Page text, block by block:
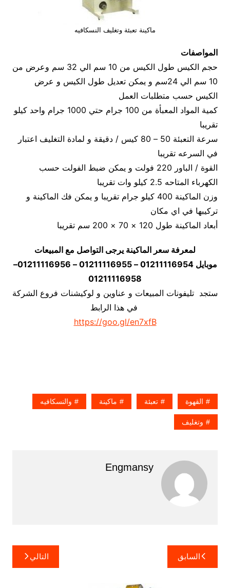
ماكينة تعبئة وتغليف النسكافيه
المواصفات
حجم الكيس طول الكيس من 10 سم الي 32 سم وعرض من
10 سم الي 24سم و يمكن تعديل طول الكيس و عرض
الكيس حسب متطلبات العمل
كمية المواد المعبأة من 100 جرام حتي 1000 جرام واحد كيلو
تقريبا
سرعة التعبئة 50 – 80 كيس / دقيقة و لمادة التغليف اعتبار
في السرعه تقريبا
القوة / الباور 220 فولت و يمكن ضبط الفولت حسب
الكهرباء المتاحه 2.5 كيلو وات تقريبا
وزن الماكينة 400 كيلو جرام تقريبا و يمكن فك الماكينة و
تركيبها في اي مكان
أبعاد الماكينة طول 120 × 70 × 200 سم تقريبا
لمعرفة سعر الماكينة يرجى التواصل مع المبيعات
موبايل 01211116954 – 01211116955 – 01211116956–
01211116958
ستجد تليفونات المبيعات و عناوين و لوكيشنات فروع الشركة
في هذا الرابط
https://goo.gl/en7xfB
القهوة تعبئة ماكينة والنسكافيه
وتغليف
Engmansy
تصفّح
المقالات
السابق التالي